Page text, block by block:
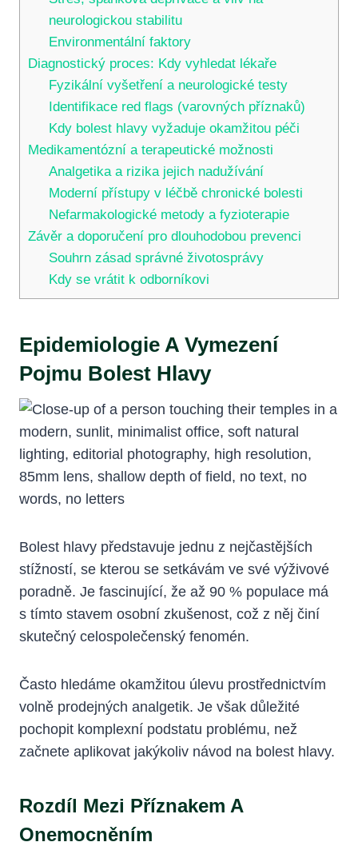
neurologickou stabilitu
Environmentální faktory
Diagnostický proces: Kdy vyhledat lékaře
Fyzikální vyšetření a neurologické testy
Identifikace red flags (varovných příznaků)
Kdy bolest hlavy vyžaduje okamžitou péči
Medikamentózní a terapeutické možnosti
Analgetika a rizika jejich nadužívání
Moderní přístupy v léčbě chronické bolesti
Nefarmakologické metody a fyzioterapie
Závěr a doporučení pro dlouhodobou prevenci
Souhrn zásad správné životosprávy
Kdy se vrátit k odborníkovi
Epidemiologie A Vymezení
Pojmu Bolest Hlavy
Bolest hlavy představuje jednu z nejčastějších
stížností, se kterou se setkávám ve své výživové
poradně. Je fascinující, že až 90 % populace má
s tímto stavem osobní zkušenost, což z něj činí
skutečný celospolečenský fenomén.
Často hledáme okamžitou úlevu prostřednictvím
volně prodejných analgetik. Je však důležité
pochopit komplexní podstatu problému, než
začnete aplikovat jakýkoliv návod na bolest hlavy.
Rozdíl Mezi Příznakem A
Onemocněním